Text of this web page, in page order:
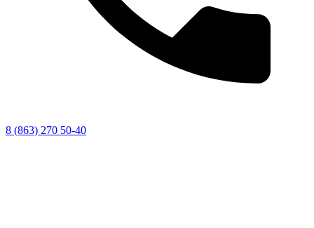
8 (863) 270 50-40